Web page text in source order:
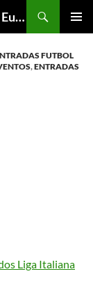
Compre Entradas para Futbol Serie A – Europa League – Premier League – Bundesliga
FUTBOL
,ENTRADAS
Liga Italiana